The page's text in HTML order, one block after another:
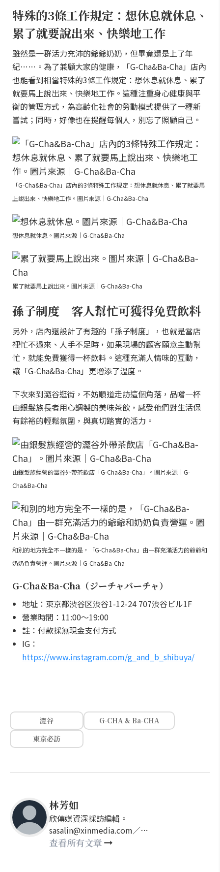
特殊的3條工作規定：想休息就休息、
累了就要說出來、快樂地工作
雖然是一群活力充沛的爺爺奶奶，但畢竟還是上了年
紀……。為了兼顧大家的健康，「G-Cha&Ba-Cha」店內
也能看到相當特殊的3條工作規定：想休息就休息、累了
就要馬上說出來、快樂地工作。這種注重身心健康與平
衡的管理方式，為高齡化社會的勞動模式提供了一種新
嘗試；同時，好像也在提醒每個人，別忘了照顧自己。
「G-Cha&Ba-Cha」店內的3條特殊工作規定：想休息就休息、累了就要馬
上說出來、快樂地工作。圖片來源｜G-Cha&Ba-Cha
想休息就休息。圖片來源｜G-Cha&Ba-Cha
累了就要馬上說出來。圖片來源｜G-Cha&Ba-Cha
孫子制度 客人幫忙可獲得免費飲料
另外，店內還設計了有趣的「孫子制度」，也就是當店
裡忙不過來、人手不足時，如果現場的顧客願意主動幫
忙，就能免費獲得一杯飲料。這種充滿人情味的互動，
讓「G-Cha&Ba-Cha」更增添了溫度。
下次來到澀谷逛街，不妨順道走訪這個角落，品嚐一杯
由銀髮族長者用心調製的美味茶飲，感受他們對生活保
有餘裕的輕鬆氛圍，與真切踏實的活力。
由銀髮族經營的澀谷外帶茶飲店「G-Cha&Ba-Cha」。圖片來源｜G-
Cha&Ba-Cha
和別的地方完全不一樣的是，「G-Cha&Ba-Cha」由一群充滿活力的爺爺和
奶奶負責營運。圖片來源｜G-Cha&Ba-Cha
G-Cha&Ba-Cha（ジーチャバーチャ）
地址：東京都渋谷区渋谷1-12-24 707渋谷ビル1F
營業時間：11:00～19:00
註：付款採無現金支付方式
IG：
https://www.instagram.com/g_and_b_shibuya/
澀谷
G-CHA & Ba-CHA
東京必訪
林芳如
欣傳媒資深採訪編輯。
sasalin@xinmedia.com／
happy21917@gmail.com
查看所有文章